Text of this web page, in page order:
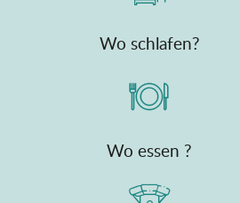
Wo schlafen?
Wo essen ?